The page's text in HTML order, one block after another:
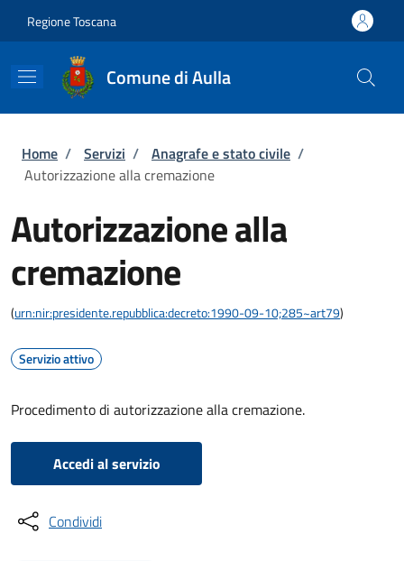
Regione Toscana
Comune di Aulla
Briciole di pane
Home / Servizi / Anagrafe e stato civile /
Autorizzazione alla cremazione
Autorizzazione alla
cremazione
(urn:nir:presidente.repubblica:decreto:1990-09-10;285~art79)
Servizio attivo
Procedimento di autorizzazione alla cremazione.
Accedi al servizio
Condividi